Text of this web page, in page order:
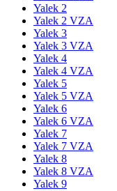
Yalek 2
Yalek 2 VZA
Yalek 3
Yalek 3 VZA
Yalek 4
Yalek 4 VZA
Yalek 5
Yalek 5 VZA
Yalek 6
Yalek 6 VZA
Yalek 7
Yalek 7 VZA
Yalek 8
Yalek 8 VZA
Yalek 9